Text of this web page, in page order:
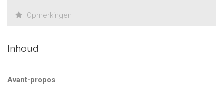
Opmerkingen
Inhoud
Avant-propos